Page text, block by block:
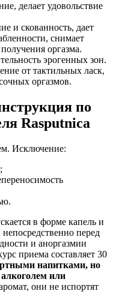
делает удовольствие
и скованность, дает
снимает
оргазма.
эрогенных зон.
от тактильных ласк,
оргазмов.
по
Rasputnica
Исключение:
в форме капель и
перед
и аноргазмии
приема составляет 30
напитками, но
или
они не испортят